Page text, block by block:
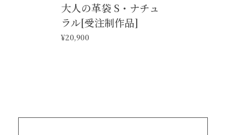
大人の革袋 S・ナチュ
ラル[受注制作品]
¥20,900